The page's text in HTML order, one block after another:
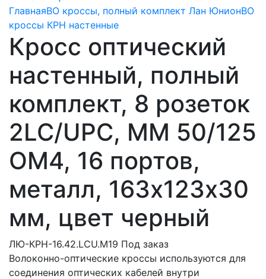
ГлавнаяВО кроссы, полный комплект Лан ЮнионВО
кроссы КРН настенные
Кросс оптический
настенный, полный
комплект, 8 розеток
2LC/UPC, MM 50/125
OM4, 16 портов,
металл, 163х123х30
мм, цвет черный
ЛЮ-КРН-16.42.LCU.М19 Под заказ
Волоконно-оптические кроссы используются для
соединения оптических кабелей внутри